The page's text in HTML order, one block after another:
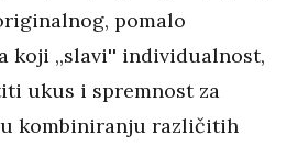
pomalo
koji ,,slavi'' individualnost,
ukus i spremnost za
kombiniranju različitih